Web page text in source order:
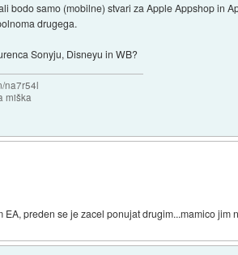
bodo samo (mobilne) stvari za Apple Appshop in
drugega.
Sonyju, Disneyu in WB?
na7r54l
miška
preden se je zacel ponujat drugim...mamico jim